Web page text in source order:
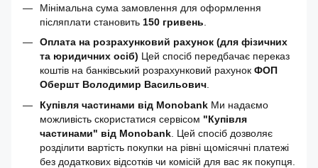
Мінімальна сума замовлення для оформлення
післяплати становить 150 гривень
Оплата на розрахунковий рахунок (для фізичних
та юридичних осіб) Цей спосіб передбачає переказ
коштів на банківський розрахунковий рахунок ФОП
Обершт Володимир Васильович
Купівля частинами від Monobank Ми надаємо
можливість скористатися сервісом "Купівля
частинами" від Monobank . Цей спосіб дозволяє
розділити вартість покупки на рівні щомісячні платежі
без додаткових відсотків чи комісій для вас як покупця.